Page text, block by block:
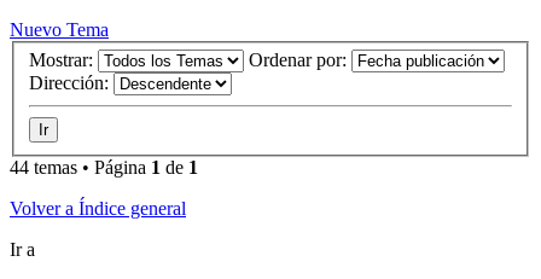
Nuevo Tema
Mostrar:
Ordenar por:
Dirección:
44 temas • Página 1 de 1
Volver a Índice general
Ir a